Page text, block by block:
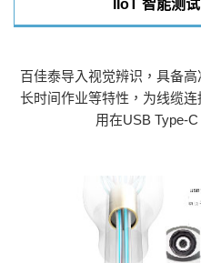
IIoT 智能测试
百佳泰导入视觉辨识，具备
长时间作业等特性，为线缆
用在USB Type-C